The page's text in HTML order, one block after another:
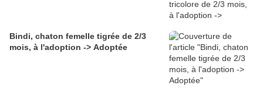
Bindi, chaton femelle tigrée de 2/3
mois, à l'adoption -> Adoptée